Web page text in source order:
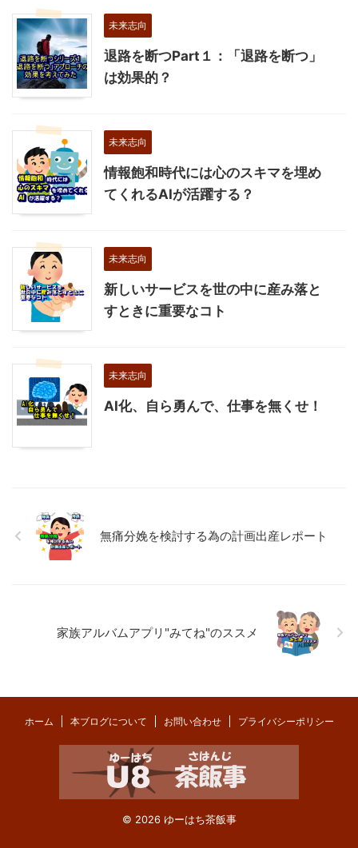
未来志向
退路を断つPart１：「退路を断つ」
は効果的？
未来志向
情報飽和時代には心のスキマを埋め
てくれるAIが活躍する？
未来志向
新しいサービスを世の中に産み落と
すときに重要なコト
未来志向
AI化、自ら勇んで、仕事を無くせ！
無痛分娩を検討する為の計画出産レポート
家族アルバムアプリ"みてね"のススメ
ホーム 本ブログについて お問い合わせ プライバシーポリシー
© 2026 ゆーはち茶飯事